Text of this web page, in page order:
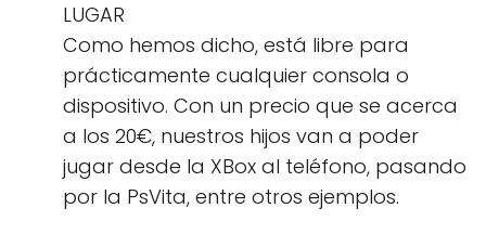
LUGAR
Como hemos dicho, está libre para
prácticamente cualquier consola o
dispositivo. Con un precio que se acerca
a los 20€, nuestros hijos van a poder
jugar desde la XBox al teléfono, pasando
por la PsVita, entre otros ejemplos.